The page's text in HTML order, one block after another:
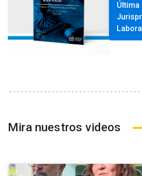
Última
Mira nuestros videos